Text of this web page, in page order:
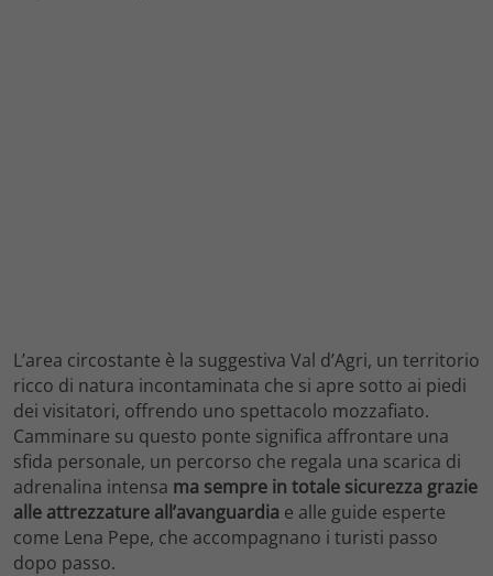
L’area circostante è la suggestiva Val d’Agri, un territorio
ricco di natura incontaminata che si apre sotto ai piedi
dei visitatori, offrendo uno spettacolo mozzafiato.
Camminare su questo ponte significa affrontare una
sfida personale, un percorso che regala una scarica di
adrenalina intensa ma sempre in totale sicurezza grazie
alle attrezzature all’avanguardia e alle guide esperte
come Lena Pepe, che accompagnano i turisti passo
dopo passo.